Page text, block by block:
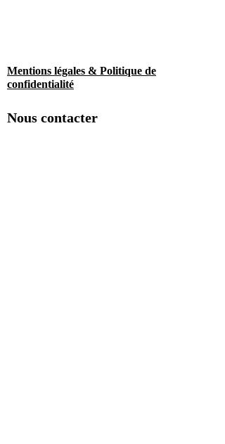
Mentions légales & Politique de
confidentialité
Nous contacter